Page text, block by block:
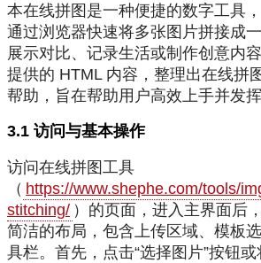
本在线拼图是一种便捷的数字工具
通过浏览器快速将多张图片拼接成
展示对比、记录生活或制作创意内
提供的 HTML 内容，整理出在线拼
帮助，旨在帮助用户高效上手并发挥
3.1 访问与基本操作
访问在线拼图工具
（ https://www.shephe.com/tools/
stitching/ ）的页面，进入主界面后
简洁的布局，包含上传区域、模板
具栏。首先，点击“选择图片”按钮或